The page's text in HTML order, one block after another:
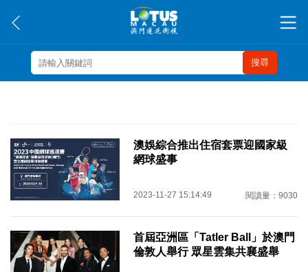
搜尋
澳娛綜合推出住宿套票迎國家級
網球盛事
2023-11-27 15:14:49 閱讀量：9030
首屆亞洲區「Tatler Ball」於澳門
倫敦人舉行 眾星雲集共襄盛舉